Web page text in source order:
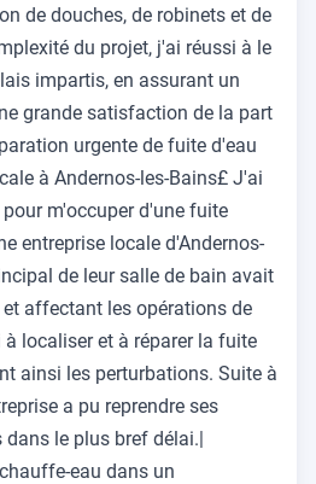
de douches, de robinets et de
du projet, j'ai réussi à le
impartis, en assurant un
grande satisfaction de la part
urgente de fuite d'eau
à Andernos-les-Bains£ J'ai
m'occuper d'une fuite
entreprise locale d'Andernos-
de leur salle de bain avait
affectant les opérations de
localiser et à réparer la fuite
ainsi les perturbations. Suite à
a pu reprendre ses
le plus bref délai.|
eau dans un